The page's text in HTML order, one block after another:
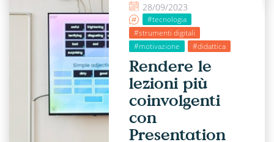
28/09/2023
#tecnologia
#strumenti digitali
#motivazione
#didattica
Rendere le
lezioni più
coinvolgenti
con
Presentation